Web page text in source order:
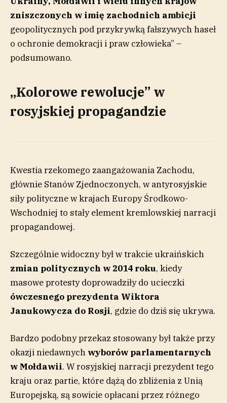
zniszczonych w imię zachodnich ambicji
geopolitycznych pod przykrywką fałszywych haseł
o ochronie demokracji i praw człowieka” –
podsumowano.
„Kolorowe rewolucje” w
rosyjskiej propagandzie
Kwestia rzekomego zaangażowania Zachodu,
głównie Stanów Zjednoczonych, w antyrosyjskie
siły polityczne w krajach Europy Środkowo-
Wschodniej to stały element kremlowskiej narracji
propagandowej.
Szczególnie widoczny był w trakcie ukraińskich
zmian politycznych w 2014 roku, kiedy
masowe protesty doprowadziły do ucieczki
ówczesnego prezydenta Wiktora
Janukowycza do Rosji, gdzie do dziś się ukrywa.
Bardzo podobny przekaz stosowany był także przy
okazji niedawnych wyborów parlamentarnych
w Mołdawii. W rosyjskiej narracji prezydent tego
kraju oraz partie, które dążą do zbliżenia z Unią
Europejską, są sowicie opłacani przez różnego